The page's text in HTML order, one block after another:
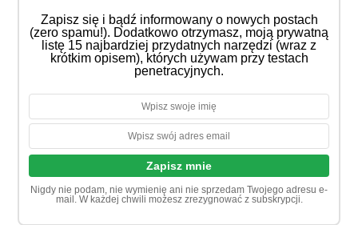
Zapisz się i bądź informowany o nowych postach
(zero spamu!). Dodatkowo otrzymasz, moją prywatną
listę 15 najbardziej przydatnych narzędzi (wraz z
krótkim opisem), których używam przy testach
penetracyjnych.
Nigdy nie podam, nie wymienię ani nie sprzedam Twojego adresu e-
mail. W każdej chwili możesz zrezygnować z subskrypcji.